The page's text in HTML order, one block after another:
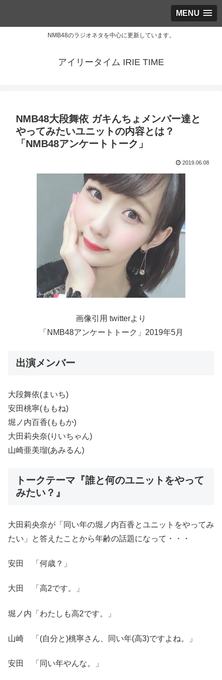
MENU
NMB48のラジオネタを中心に更新しています。
アイリータイム IRIE TIME
NMB48大段舞依 ガキんちょメンバー達と
やってみたいユニットの内容とは？
「NMB48アンケートトーク」
2019.06.08
画像引用 twitterより
「NMB48アンケートトーク」2019年5月
出演メンバー
大段舞依(まいち)
安田桃寧(ももね)
堀ノ内百香(ももか)
大田莉央奈(りいちゃん)
山崎亜美瑠(あみるん)
トークテーマ『誰と何のユニットをやって
みたい？』
大田莉央奈が「同い年の堀ノ内百香とユニットをやってみ
たい」と答えたことから年齢の話題になって・・・
安田 「何歳？」
大田 「高2です。」
堀ノ内「わたしも高2です。」
山崎 「(自分と)桃寧さん、同い年(高3)ですよね。」
安田 「同い年やんな。」